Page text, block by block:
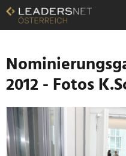
Zum
Inhalt
Zur
Navigation
Zur
Hauptnavigation
2012 - Fotos